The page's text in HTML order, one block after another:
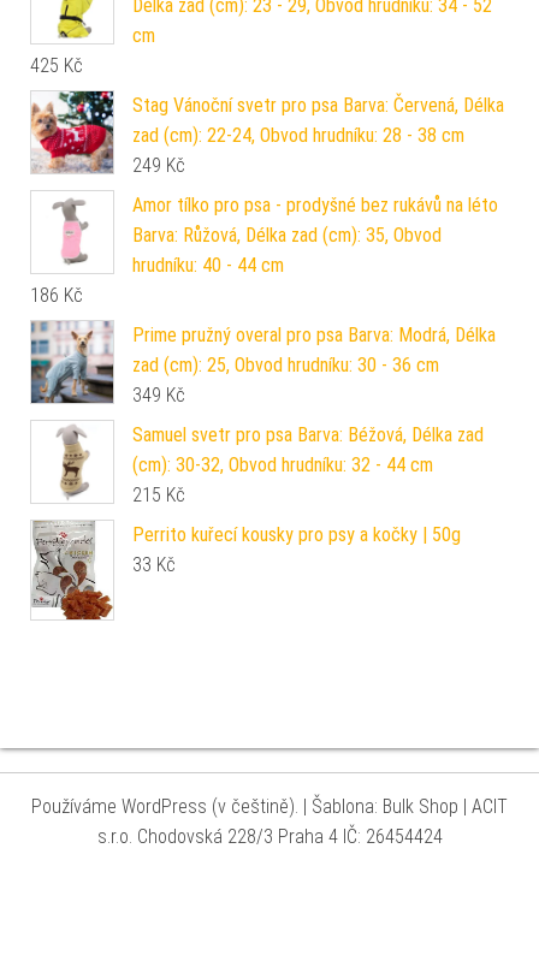
Délka zad (cm): 23 - 29, Obvod hrudníku: 34 - 52
cm
425 Kč
Stag Vánoční svetr pro psa Barva: Červená, Délka
zad (cm): 22-24, Obvod hrudníku: 28 - 38 cm
249 Kč
Amor tílko pro psa - prodyšné bez rukávů na léto
Barva: Růžová, Délka zad (cm): 35, Obvod
hrudníku: 40 - 44 cm
186 Kč
Prime pružný overal pro psa Barva: Modrá, Délka
zad (cm): 25, Obvod hrudníku: 30 - 36 cm
349 Kč
Samuel svetr pro psa Barva: Béžová, Délka zad
(cm): 30-32, Obvod hrudníku: 32 - 44 cm
215 Kč
Perrito kuřecí kousky pro psy a kočky | 50g
33 Kč
Používáme WordPress (v češtině). | Šablona: Bulk Shop | ACIT
s.r.o. Chodovská 228/3 Praha 4 IČ: 26454424